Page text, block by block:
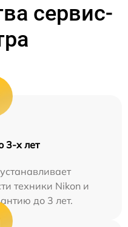
сервис-
3-х лет
техники Nikon и
до 3 лет.